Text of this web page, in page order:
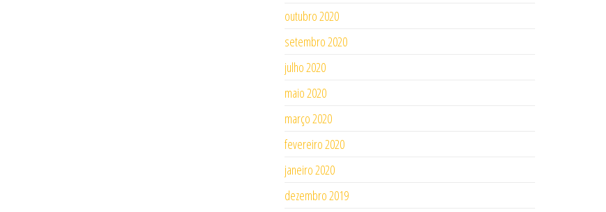
outubro 2020
setembro 2020
julho 2020
maio 2020
março 2020
fevereiro 2020
janeiro 2020
dezembro 2019